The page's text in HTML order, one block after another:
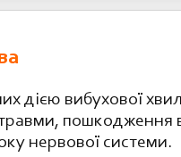
вибухової
пошкодження
нервової системи.